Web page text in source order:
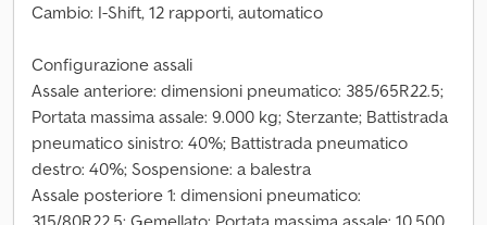
Cambio: I-Shift, 12 rapporti, automatico
Configurazione assali
Assale anteriore: dimensioni pneumatico: 385/65R22.5;
Portata massima assale: 9.000 kg; Sterzante; Battistrada
pneumatico sinistro: 40%; Battistrada pneumatico
destro: 40%; Sospensione: a balestra
Assale posteriore 1: dimensioni pneumatico:
315/80R22.5; Gemellato; Portata massima assale: 10.500